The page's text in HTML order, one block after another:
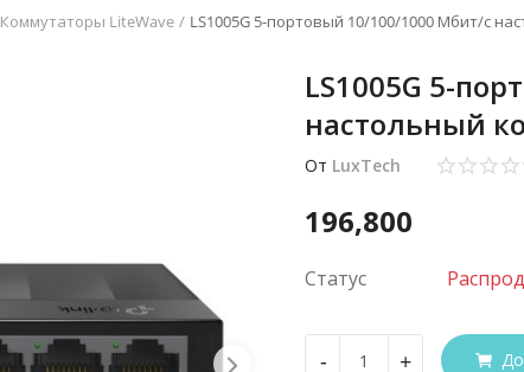
Коммутаторы LiteWave LS1005G 5-портовый 10/100/1000 Мбит/с
LS1005G 5-
настольный
От LuxTech
196,800
Статус
- +